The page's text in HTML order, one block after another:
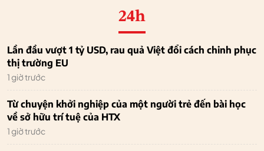
24h
Lần đầu vượt 1 tỷ USD, rau quả Việt đổi cách chinh phục
thị trường EU
1 giờ trước
Từ chuyện khởi nghiệp của một người trẻ đến bài học
về sở hữu trí tuệ của HTX
1 giờ trước